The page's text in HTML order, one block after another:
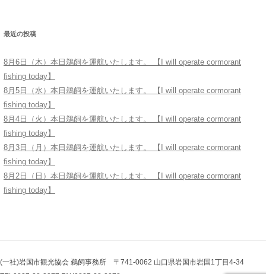
最近の投稿
8月6日（木）本日鵜飼を運航いたします。 【I will operate cormorant
fishing today】
8月5日（水）本日鵜飼を運航いたします。 【I will operate cormorant
fishing today】
8月4日（火）本日鵜飼を運航いたします。 【I will operate cormorant
fishing today】
8月3日（月）本日鵜飼を運航いたします。 【I will operate cormorant
fishing today】
8月2日（日）本日鵜飼を運航いたします。 【I will operate cormorant
fishing today】
(一社)岩国市観光協会 鵜飼事務所 〒741-0062 山口県岩国市岩国1丁目4-34